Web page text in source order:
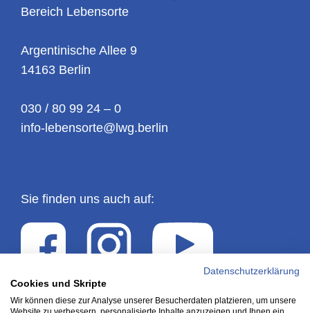
Bereich Lebensorte
Argentinische Allee 9
14163 Berlin
030 / 80 99 24 – 0
info-lebensorte@lwg.berlin
Sie finden uns auch auf:
Datenschutzerklärung
Cookies und Skripte
Wir können diese zur Analyse unserer Besucherdaten platzieren, um unsere